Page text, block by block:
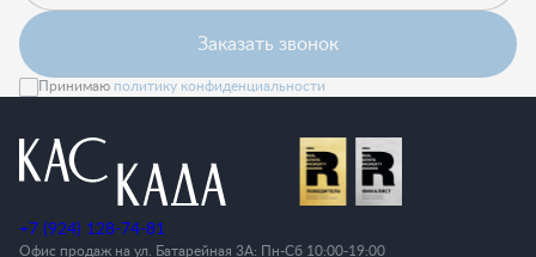
Заказать звонок
Принимаю политику конфиденциальности
+7 (924) 128-74-81
Офис продаж на ул. Батарейная 3А: Пн-Cб 10:00-19:00